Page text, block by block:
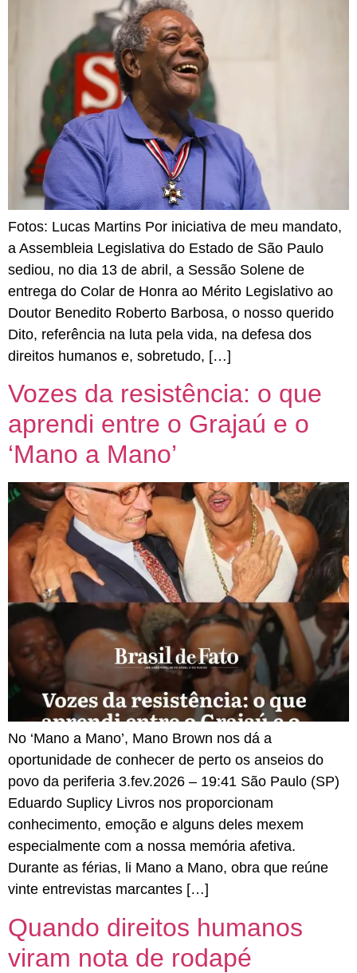
Fotos: Lucas Martins Por iniciativa de meu mandato,
a Assembleia Legislativa do Estado de São Paulo
sediou, no dia 13 de abril, a Sessão Solene de
entrega do Colar de Honra ao Mérito Legislativo ao
Doutor Benedito Roberto Barbosa, o nosso querido
Dito, referência na luta pela vida, na defesa dos
direitos humanos e, sobretudo, […]
Vozes da resistência: o que
aprendi entre o Grajaú e o
‘Mano a Mano’
No ‘Mano a Mano’, Mano Brown nos dá a
oportunidade de conhecer de perto os anseios do
povo da periferia 3.fev.2026 – 19:41 São Paulo (SP)
Eduardo Suplicy Livros nos proporcionam
conhecimento, emoção e alguns deles mexem
especialmente com a nossa memória afetiva.
Durante as férias, li Mano a Mano, obra que reúne
vinte entrevistas marcantes […]
Quando direitos humanos
viram nota de rodapé